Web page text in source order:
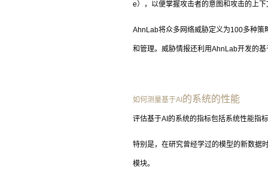
e），以便掌握攻击者的意图和攻击的上
AhnLab将众多网络威胁定义为100多种策
和管理。威胁情报还利用AhnLab开发的基
如何测量基于AI 的系统的性能
评估基于AI 的系统的指标包括系统性能指
特别是，在研究曾经学过的模型的新数据
模块。